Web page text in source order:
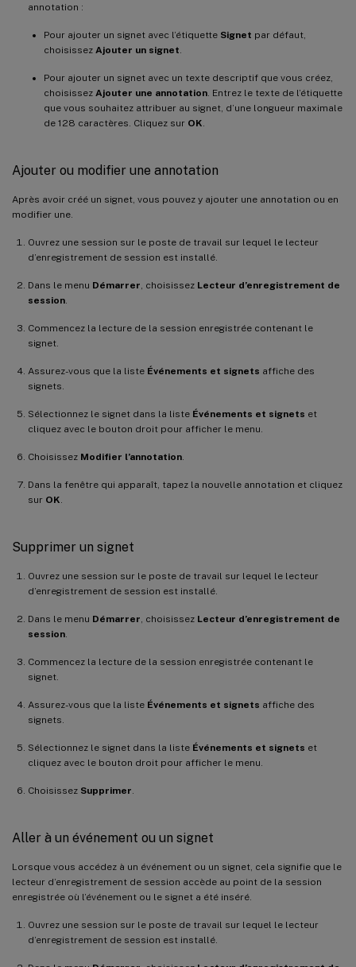
annotation :
Pour ajouter un signet avec l’étiquette Signet par défaut,
choisissez Ajouter un signet
Pour ajouter un signet avec un texte descriptif que vous créez,
choisissez Ajouter une annotation . Entrez le texte de l’étiquette
que vous souhaitez attribuer au signet, d’une longueur maximale
de 128 caractères. Cliquez sur OK
Ajouter ou modifier une annotation
Après avoir créé un signet, vous pouvez y ajouter une annotation ou en
modifier une.
Ouvrez une session sur le poste de travail sur lequel le lecteur
d’enregistrement de session est installé.
Dans le menu Démarrer , choisissez Lecteur d’enregistrement de
session
Commencez la lecture de la session enregistrée contenant le
signet.
Assurez-vous que la liste Événements et signets affiche des
signets.
Sélectionnez le signet dans la liste Événements et signets et
cliquez avec le bouton droit pour afficher le menu.
Choisissez Modifier l’annotation
Dans la fenêtre qui apparaît, tapez la nouvelle annotation et cliquez
sur OK
Supprimer un signet
Ouvrez une session sur le poste de travail sur lequel le lecteur
d’enregistrement de session est installé.
Dans le menu Démarrer , choisissez Lecteur d’enregistrement de
session
Commencez la lecture de la session enregistrée contenant le
signet.
Assurez-vous que la liste Événements et signets affiche des
signets.
Sélectionnez le signet dans la liste Événements et signets et
cliquez avec le bouton droit pour afficher le menu.
Choisissez Supprimer
Aller à un événement ou un signet
Lorsque vous accédez à un événement ou un signet, cela signifie que le
lecteur d’enregistrement de session accède au point de la session
enregistrée où l’événement ou le signet a été inséré.
Ouvrez une session sur le poste de travail sur lequel le lecteur
d’enregistrement de session est installé.